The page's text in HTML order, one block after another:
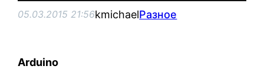
05.03.2015 21:56kmichaelРазное
Arduino